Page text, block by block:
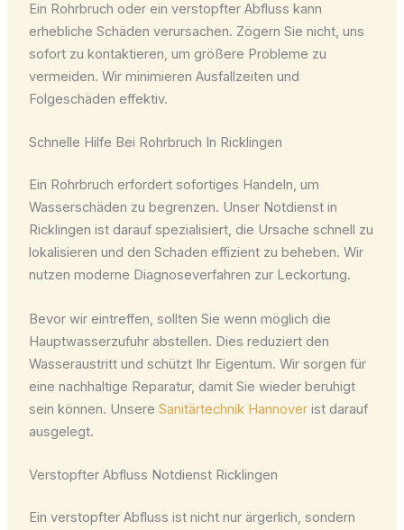
Ein Rohrbruch oder ein verstopfter Abfluss kann
erhebliche Schäden verursachen. Zögern Sie nicht, uns
sofort zu kontaktieren, um größere Probleme zu
vermeiden. Wir minimieren Ausfallzeiten und
Folgeschäden effektiv.
Schnelle Hilfe Bei Rohrbruch In Ricklingen
Ein Rohrbruch erfordert sofortiges Handeln, um
Wasserschäden zu begrenzen. Unser Notdienst in
Ricklingen ist darauf spezialisiert, die Ursache schnell zu
lokalisieren und den Schaden effizient zu beheben. Wir
nutzen moderne Diagnoseverfahren zur Leckortung.
Bevor wir eintreffen, sollten Sie wenn möglich die
Hauptwasserzufuhr abstellen. Dies reduziert den
Wasseraustritt und schützt Ihr Eigentum. Wir sorgen für
eine nachhaltige Reparatur, damit Sie wieder beruhigt
sein können. Unsere Sanitärtechnik Hannoverist darauf
ausgelegt.
Verstopfter Abfluss Notdienst Ricklingen
Ein verstopfter Abfluss ist nicht nur ärgerlich, sondern